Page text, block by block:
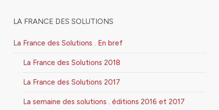
LA FRANCE DES SOLUTIONS
La France des Solutions . En bref
La France des Solutions 2018
La France des Solutions 2017
La semaine des solutions . éditions 2016 et 2017